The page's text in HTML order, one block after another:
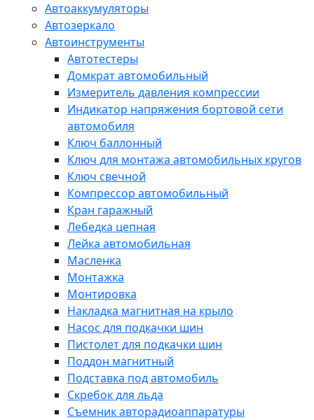
Автоаккумуляторы
Автозеркало
Автоинструменты
Автотестеры
Домкрат автомобильный
Измеритель давления компрессии
Индикатор напряжения бортовой сети
автомобиля
Ключ баллонный
Ключ для монтажа автомобильных кругов
Ключ свечной
Компрессор автомобильный
Кран гаражный
Лебедка цепная
Лейка автомобильная
Масленка
Монтажка
Монтировка
Накладка магнитная на крыло
Насос для подкачки шин
Пистолет для подкачки шин
Поддон магнитный
Подставка под автомобиль
Скребок для льда
Съемник авторадиоаппаратуры